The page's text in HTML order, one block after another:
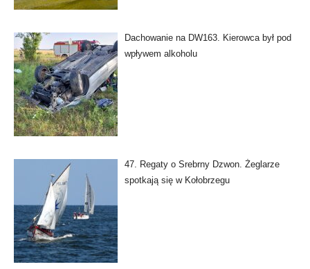
Dachowanie na DW163. Kierowca był pod
wpływem alkoholu
47. Regaty o Srebrny Dzwon. Żeglarze
spotkają się w Kołobrzegu